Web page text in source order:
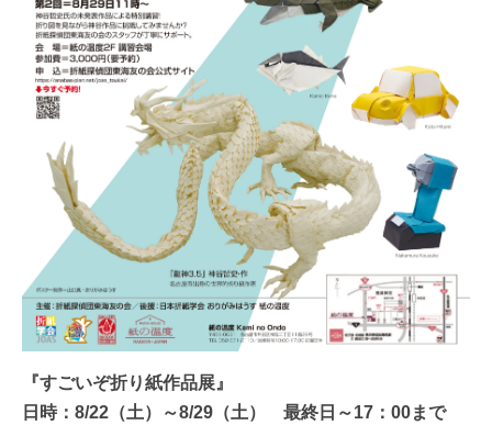
『すごいぞ折り紙作品展』
日時：8/22（土）～8/29（土） 最終日～17：00まで